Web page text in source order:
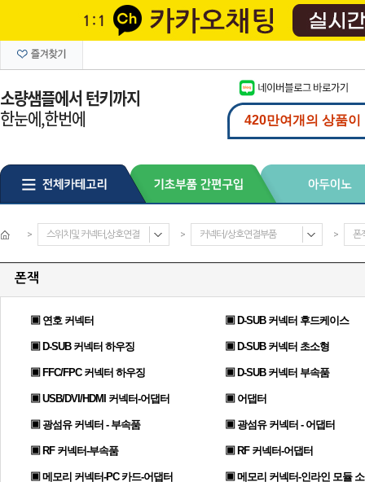
> 스위치및 커넥터,상호연결 > 커넥터/상호연결부품 > 폰
폰잭
▣ 연호 커넥터 ▣ D-SUB 커넥터 후드케이스
▣ D-SUB 커넥터 하우징 ▣ D-SUB 커넥터 초소형
▣ FFC/FPC 커넥터 하우징 ▣ D-SUB 커넥터 부속품
▣ USB/DVI/HDMI 커넥터-어댑터 ▣ 어댑터
▣ 광섬유 커넥터 - 부속품 ▣ 광섬유 커넥터 - 어댑터
▣ RF 커넥터-부속품 ▣ RF 커넥터-어댑터
▣ 메모리 커넥터-PC 카드-어댑터 ▣ 메모리 커넥터-인라인 모듈